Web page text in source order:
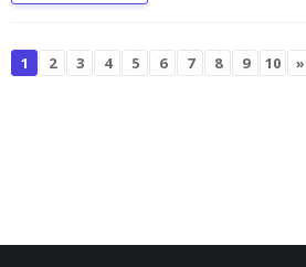
1 2 3 4 5 6 7 8 9 10 »